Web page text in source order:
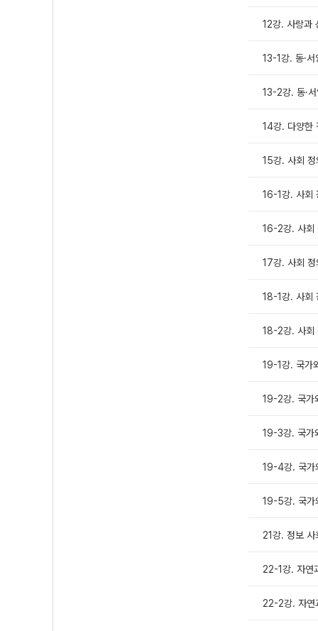
12강. 사랑과
13-1강. 동·
13-2강. 동·
14강. 다양한
15강. 사회 정
16-1강. 사회
16-2강. 사회
17강. 사회
18-1강. 사회
18-2강. 사회
19-1강. 국가
19-2강. 국가
19-3강. 국가
19-4강. 국가
19-5강. 국가
21강. 정보 사
22-1강. 자연
22-2강. 자연